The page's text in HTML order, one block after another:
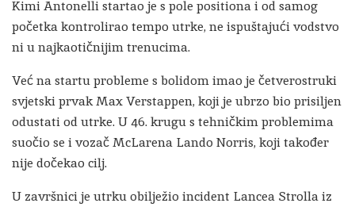
Kimi Antonellistartao je s pole positiona i od samog
početka kontrolirao tempo utrke, ne ispuštajući vodstvo
ni u najkaotičnijim trenucima.
Već na startu probleme s bolidom imao je četverostruki
svjetski prvakMax Verstappen, koji je ubrzo bio prisiljen
odustati od utrke. U 46. krugu s tehničkim problemima
suočio se i vozač McLarena Lando Norris, koji također
nije dočekao cilj.
U završnici je utrku obilježio incident Lancea Strolla iz